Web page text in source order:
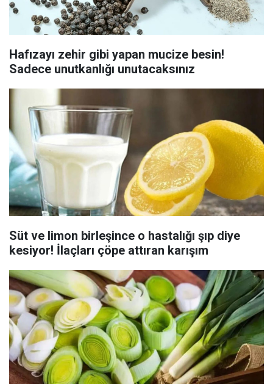
Hafızayı zehir gibi yapan mucize besin!
Sadece unutkanlığı unutacaksınız
Süt ve limon birleşince o hastalığı şıp diye
kesiyor! İlaçları çöpe attıran karışım